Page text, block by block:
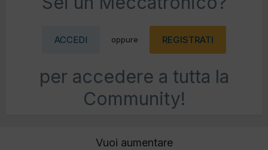
ACCEDI oppure REGISTRATI
per accedere a tutta la
Community!
Vuoi aumentare